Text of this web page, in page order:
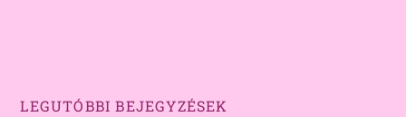
LEGUTÓBBI BEJEGYZÉSEK